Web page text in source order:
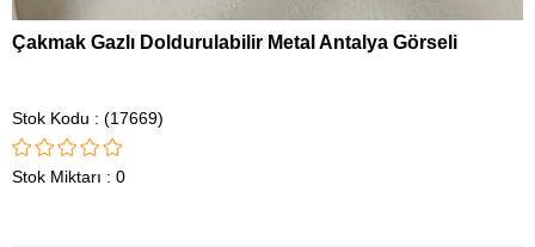
Çakmak Gazlı Doldurulabilir Metal Antalya Görseli
Stok Kodu (17669)
Stok Miktarı : 0